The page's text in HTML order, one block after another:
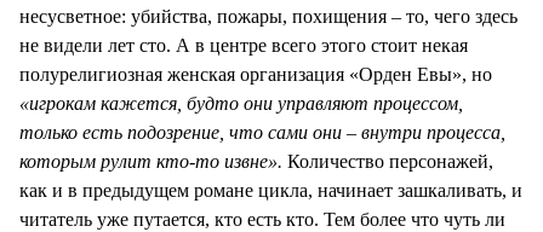
несусветное: убийства, пожары, похищения – то, чего здесь
не видели лет сто. А в центре всего этого стоит некая
полурелигиозная женская организация «Орден Евы», но
«игрокам кажется, будто они управляют процессом,
только есть подозрение, что сами они – внутри процесса,
которым рулит кто-то извне». Количество персонажей,
как и в предыдущем романе цикла, начинает зашкаливать, и
читатель уже путается, кто есть кто. Тем более что чуть ли